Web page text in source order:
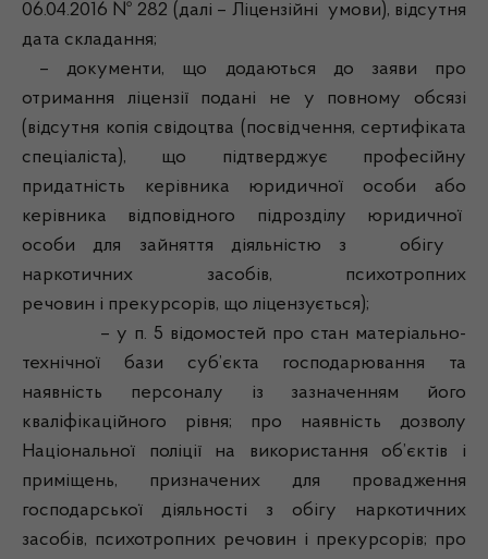
06.04.2016 № 282 (далі – Ліцензійні умови), відсутня
дата складання;
– документи, що додаються до заяви про
отримання ліцензії подані не у повному обсязі
(відсутня копія свідоцтва (посвідчення, сертифіката
спеціаліста), що підтверджує професійну
придатність керівника юридичної особи або
керівника відповідного підрозділу юридичної
особи для зайняття діяльністю з обігу
наркотичних засобів, психотропних
речовин і прекурсорів, що ліцензується);
– у п. 5 відомостей про стан матеріально-
технічної бази суб’єкта господарювання та
наявність персоналу із зазначенням його
кваліфікаційного рівня; про наявність дозволу
Національної поліції на використання об’єктів і
приміщень, призначених для провадження
господарської діяльності з обігу наркотичних
засобів, психотропних речовин і прекурсорів; про